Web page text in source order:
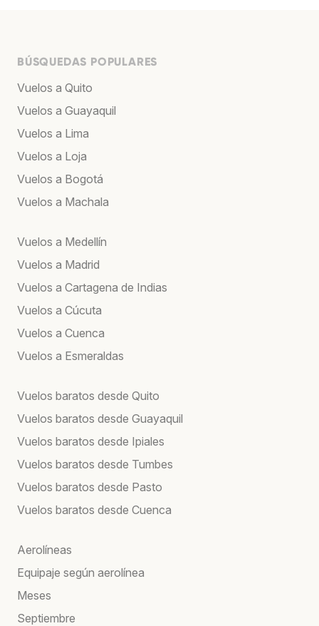
BÚSQUEDAS POPULARES
Vuelos a Quito
Vuelos a Guayaquil
Vuelos a Lima
Vuelos a Loja
Vuelos a Bogotá
Vuelos a Machala
Vuelos a Medellín
Vuelos a Madrid
Vuelos a Cartagena de Indias
Vuelos a Cúcuta
Vuelos a Cuenca
Vuelos a Esmeraldas
Vuelos baratos desde Quito
Vuelos baratos desde Guayaquil
Vuelos baratos desde Ipiales
Vuelos baratos desde Tumbes
Vuelos baratos desde Pasto
Vuelos baratos desde Cuenca
Aerolíneas
Equipaje según aerolínea
Meses
Septiembre